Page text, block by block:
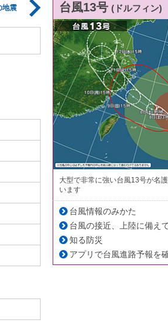
地震 台風13号 (ドルフィン)
大型で非常に強い台風13号が名
います
台風情報のみかた
台風の接近、上陸に備えて
知る防災
アプリで台風進路予報を